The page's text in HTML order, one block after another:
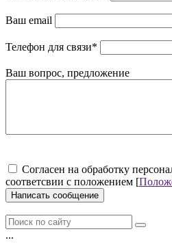
Ваш email
Телефон для связи*
Ваш вопрос, предложение
Cогласен на обработку
соответсвии с положением [
Написать сообщение
...